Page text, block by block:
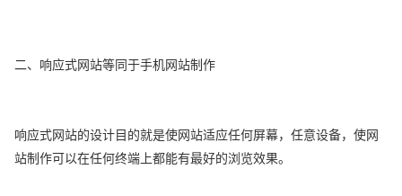
二、响应式网站等同于手机网站制作
响应式网站的设计目的就是使网站适应任何屏幕，任意设备，使网
站制作可以在任何终端上都能有最好的浏览效果。